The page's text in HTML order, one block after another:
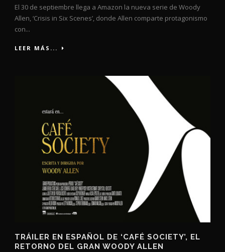
El 30 de septiembre llega a Amazon la nueva serie de Woody
Allen, ‘Crisis in Six Scenes’, donde Allen comparte protagonismo
con...
LEER MÁS...
TRÁILER EN ESPAÑOL DE ‘CAFÉ SOCIETY’, EL
RETORNO DEL GRAN WOODY ALLEN